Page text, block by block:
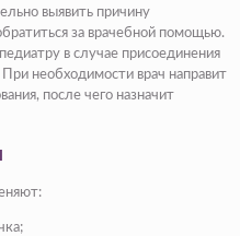
выявить причину
за врачебной помощью.
в случае присоединения
необходимости врач направит
после чего назначит